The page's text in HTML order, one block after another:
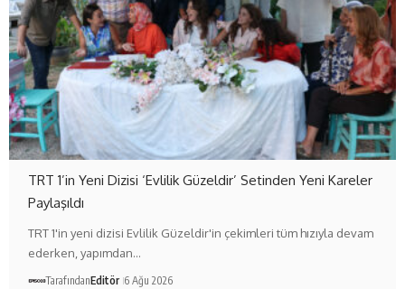
TRT 1’in Yeni Dizisi ‘Evlilik Güzeldir’ Setinden Yeni Kareler
Paylaşıldı
TRT 1'in yeni dizisi Evlilik Güzeldir'in çekimleri tüm hızıyla devam
ederken, yapımdan…
TarafındanEditör 6 Ağu 2026